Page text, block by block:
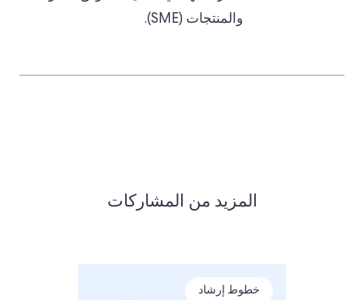
والمنتجات (SME).
المزيد من المشاركات
خطوط إرشاد